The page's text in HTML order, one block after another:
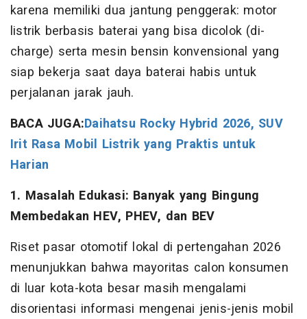
karena memiliki dua jantung penggerak: motor
listrik berbasis baterai yang bisa dicolok (di-
charge) serta mesin bensin konvensional yang
siap bekerja saat daya baterai habis untuk
perjalanan jarak jauh.
BACA JUGA:Daihatsu Rocky Hybrid 2026, SUV
Irit Rasa Mobil Listrik yang Praktis untuk
Harian
1. Masalah Edukasi: Banyak yang Bingung
Membedakan HEV, PHEV, dan BEV
Riset pasar otomotif lokal di pertengahan 2026
menunjukkan bahwa mayoritas calon konsumen
di luar kota-kota besar masih mengalami
disorientasi informasi mengenai jenis-jenis mobil